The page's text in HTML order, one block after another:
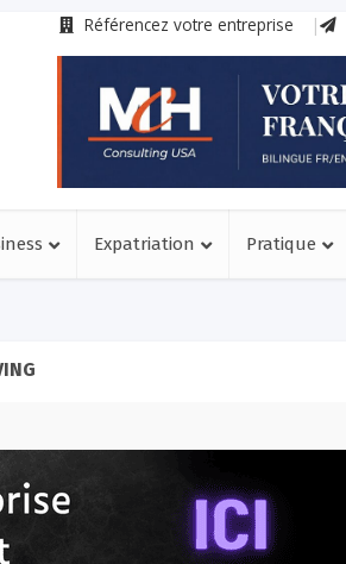
Référencez votre entreprise
Expatriation Pratique